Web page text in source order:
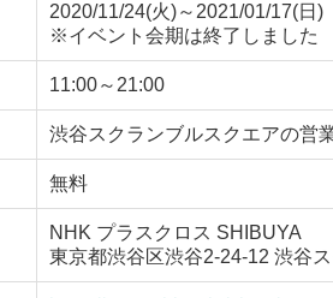
2020/11/24(火)～2021/01/17(日)
※イベント会期は終了しました
11:00～21:00
渋谷スクランブルスクエアの営
無料
NHK プラスクロス SHIBUYA
東京都渋谷区渋谷2-24-12 渋谷